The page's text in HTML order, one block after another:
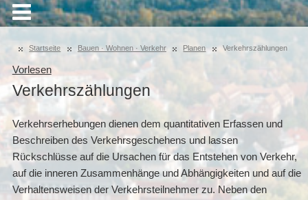
Startseite Bauen · Wohnen · Verkehr Planen Verkehrszählungen
Vorlesen
Verkehrszählungen
Verkehrserhebungen dienen dem quantitativen Erfassen und
Beschreiben des Verkehrsgeschehens und lassen
Rückschlüsse auf die Ursachen für das Entstehen von Verkehr,
auf die inneren Zusammenhänge und Abhängigkeiten und auf die
Verhaltensweisen der Verkehrsteilnehmer zu. Neben den